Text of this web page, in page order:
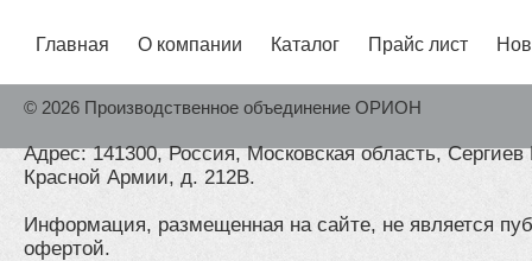
Главная О компании Каталог Прайс лист
© 2026 Производственное объединение ОРИОН
Адрес: 141300, Россия, Московская область,
Красной Армии, д. 212В.
Информация, размещенная на сайте, не является
офертой.